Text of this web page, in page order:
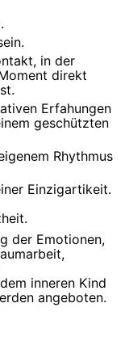
in der
direkt
Erfahungen
geschützten
Rhythmus
Einzigartikeit.
der Emotionen,
inneren Kind
angeboten.